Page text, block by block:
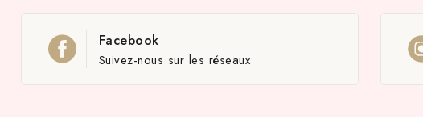
Facebook
Suivez-nous sur les réseaux